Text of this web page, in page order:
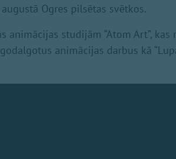
Ogres pilsētas svētkos.
studijām “Atom Art”, kas
animācijas darbus kā